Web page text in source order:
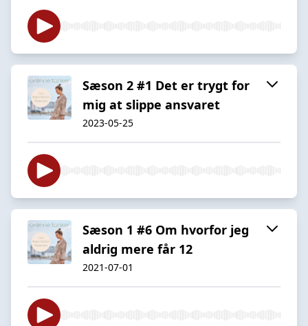
Sæson 2 #1 Det er trygt for
mig at slippe ansvaret
2023-05-25
Sæson 1 #6 Om hvorfor jeg
aldrig mere får 12
2021-07-01